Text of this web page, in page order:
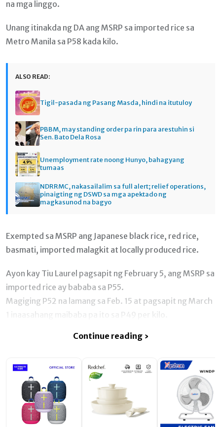
na mga linggo.
Unang itinakda ng DA ang MSRP sa imported rice sa
Metro Manila sa P58 kada kilo.
ALSO READ:
Tigil-pasada ng Pasang Masda, hindi na itutuloy
PBBM, may standing order pa rin para arestuhin si
Sen. Bato Dela Rosa
Unemployment rate noong Hunyo, bahagyang
tumaas
NDRRMC, nakasailalim sa full alert; relief operations,
pinaigting ng DSWD sa mga apektado ng
magkasunod na bagyo
Exempted sa MSRP ang Japanese black rice, red rice,
basmati, imported malagkit at locally produced rice.
Ayon kay Tiu Laurel pagsapit ng February 5, ang MSRP sa
imported rice ay bababa sa P55.
Magiging P52 na lamang sa Feb. 15 at pagsapit ng March
1 inaasahang maibaba pa ito sa P49 per kilo.
Continue reading ›